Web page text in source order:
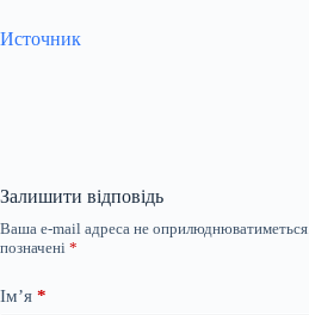
Источник
Залишити відповідь
Ваша e-mail адреса не оприлюднюватиметься.
позначені *
Ім’я *